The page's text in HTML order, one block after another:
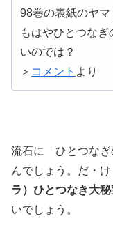
98巻の表紙のヤ
もはやひとつな
いのでは？
＞ コメント より
流石に「ひとつな
んでしょう。だ・
ラ）ひとつなき大秘
いでしょう。